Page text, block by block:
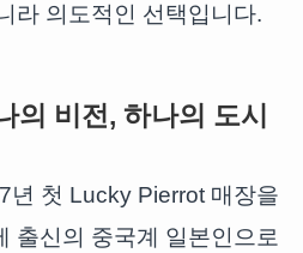
라 의도적인 선택입니다.
의 비전, 하나의 도시
년 첫 Lucky Pierrot 매장을
출신의 중국계 일본인으로